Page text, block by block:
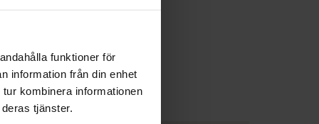
funktioner för
information från din enhet
kombinera informationen
tjänster.